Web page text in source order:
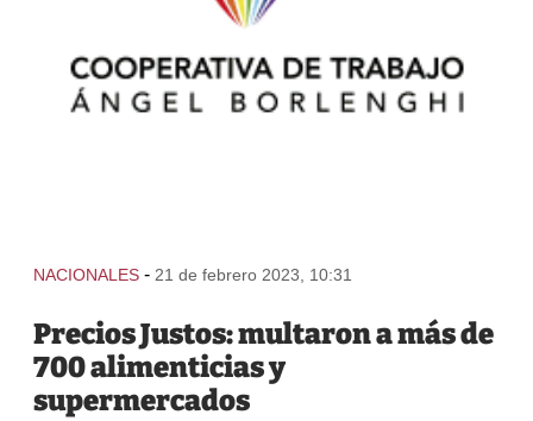
NACIONALES - 21 de febrero 2023, 10:31
Precios Justos: multaron a más de
700 alimenticias y
supermercados